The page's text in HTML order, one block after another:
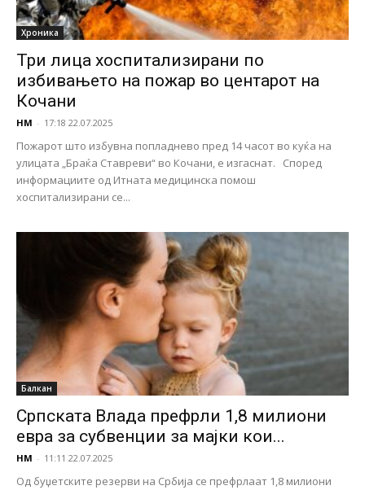
Хроника
Три лица хоспитализирани по
избивањето на пожар во центарот на
Кочани
НМ - 17:18 22.07.2025
Пожарот што избувна попладнево пред 14 часот во куќа на
улицата „Браќа Ставреви“ во Кочани, е изгаснат. Според
информациите од Итната медицинска помош
хоспитализирани се...
Балкан
Српската Влада префрли 1,8 милиони
евра за субвенции за мајки кои...
НМ - 11:11 22.07.2025
Од буџетските резерви на Србија се префрлаат 1,8 милиони